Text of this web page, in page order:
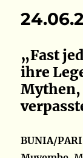
„Fast
ihre
BUNIA/